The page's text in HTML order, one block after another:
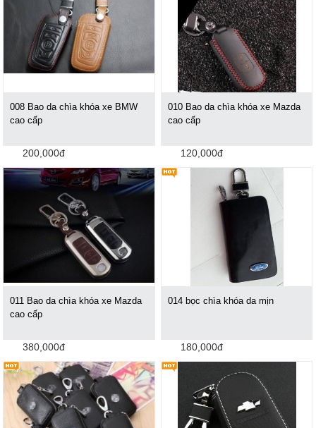
008 Bao da chìa khóa xe BMW
cao cấp
200,000đ
010 Bao da chìa khóa xe Mazda
cao cấp
120,000đ
011 Bao da chìa khóa xe Mazda
cao cấp
380,000đ
014 bọc chìa khóa da mịn
180,000đ